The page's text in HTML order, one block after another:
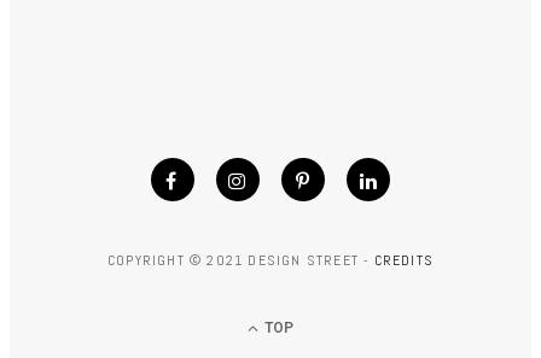
COPYRIGHT © 2021 DESIGN STREET - CREDITS
TOP